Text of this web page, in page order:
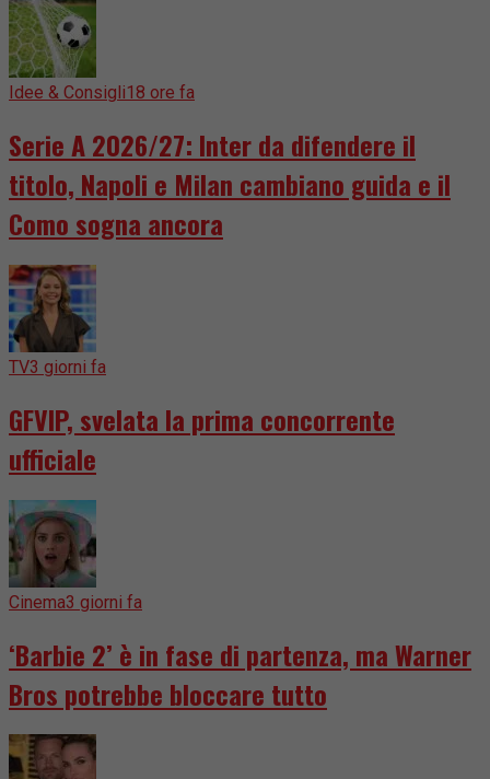
Idee & Consigli18 ore fa
Serie A 2026/27: Inter da difendere il
titolo, Napoli e Milan cambiano guida e il
Como sogna ancora
TV3 giorni fa
GFVIP, svelata la prima concorrente
ufficiale
Cinema3 giorni fa
‘Barbie 2’ è in fase di partenza, ma Warner
Bros potrebbe bloccare tutto